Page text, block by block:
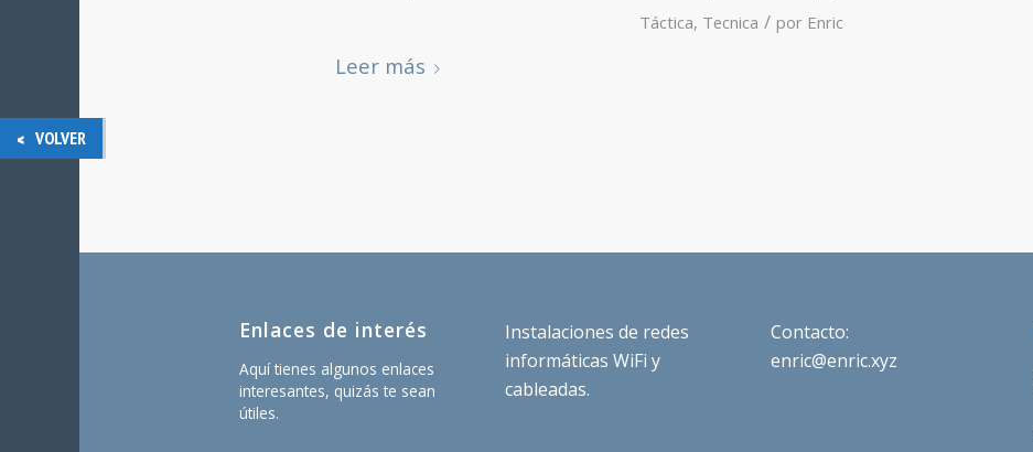
Táctica, Tecnica / por Enric
Leer más
Enlaces de interés
Aquí tienes algunos enlaces
interesantes, quizás te sean
útiles.
Instalaciones de redes
informáticas WiFi y
cableadas.
Contacto:
enric@enric.xyz
VOLVER